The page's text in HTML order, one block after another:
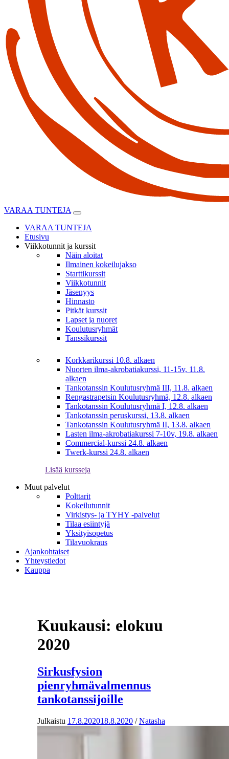
VARAA TUNTEJA
VARAA TUNTEJA
Etusivu
Viikkotunnit ja kurssit
Näin aloitat
Ilmainen kokeilujakso
Starttikurssit
Viikkotunnit
Jäsenyys
Hinnasto
Pitkät kurssit
Lapset ja nuoret
Koulutusryhmät
Tanssikurssit
Korkkarikurssi 10.8. alkaen
Nuorten ilma-akrobatiakurssi, 11-15v, 11.8.
alkaen
Tankotanssin Koulutusryhmä III, 11.8. alkaen
Rengastrapetsin Koulutusryhmä, 12.8. alkaen
Tankotanssin Koulutusryhmä I, 12.8. alkaen
Tankotanssin peruskurssi, 13.8. alkaen
Tankotanssin Koulutusryhmä II, 13.8. alkaen
Lasten ilma-akrobatiakurssi 7-10v, 19.8. alkaen
Commercial-kurssi 24.8. alkaen
Twerk-kurssi 24.8. alkaen
Lisää kursseja
Muut palvelut
Polttarit
Kokeilutunnit
Virkistys- ja TYHY -palvelut
Tilaa esiintyjä
Yksityisopetus
Tilavuokraus
Ajankohtaiset
Yhteystiedot
Kauppa
Kuukausi: elokuu
2020
Sirkusfysion
pienryhmävalmennus
tankotanssijoille
Julkaistu 17.8.202018.8.2020/Natasha